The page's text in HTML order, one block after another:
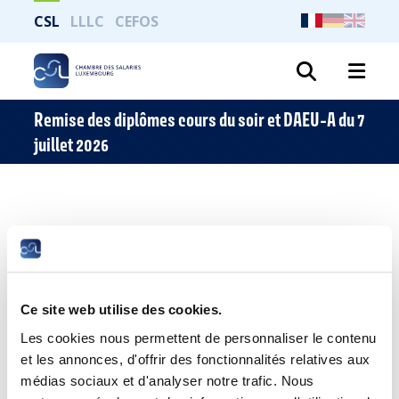
Ce site web utilise des cookies.
Les cookies nous permettent de personnaliser le contenu
et les annonces, d'offrir des fonctionnalités relatives aux
médias sociaux et d'analyser notre trafic. Nous
CSL LLLC CEFOS
Remise des diplômes cours du soir et DAEU-A du 7
juillet 2026
Cet évènement est passé.